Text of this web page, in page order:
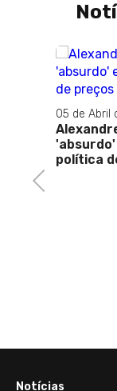
Previous
05 de Abril
'absurdo'
política
Notícias